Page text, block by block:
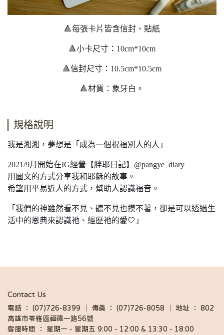
🔺每張卡片皆含信封、貼紙
🔺小卡尺寸：10cm*10cm
🔺信封尺寸：10.5cm*10.5cm
🔺材質：象牙白。
規格說明
我是湘湘，夢想是「成為一個祝福別人的人」
2021/9月開始在IG經營【胖耶日記】@pangye_diary
用圖文的方式分享我和耶穌的故事。
希望用平易近人的方式，幫助人認識福音。
「我們的神雖然看不見、聽不見也摸不著，卻是可以透過生
活中的恩典來認識祂、經歷祂的愛🤍」
Contact Us
電話 ： (07)726-8399 │ 傳真 ： (07)726-8058 │ 地址 ： 802
高雄市苓雅區福德一路56號
客服時間 ： 星期一 - 星期五 9:00 - 12:00 & 13:30 - 18:00